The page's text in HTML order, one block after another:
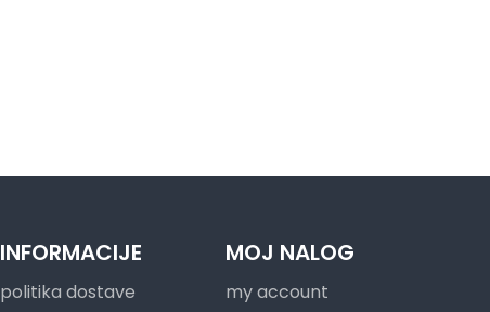
INFORMACIJE
politika dostave
MOJ NALOG
my account